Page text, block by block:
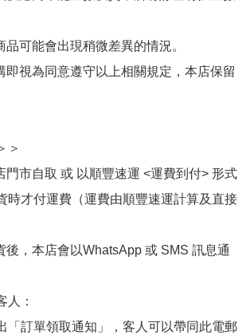
可能會出現稍微差異的情況。
即視為同意遵守以上相關規定，本店保留
＞
門市自取 或 以順豐速運 <運費到付> 形式
時才付運費（運費由順豐速運計算及直接
後，本店會以WhatsApp 或 SMS 訊息通
人：
「訂單領取通知」，客人可以帶同此電郵